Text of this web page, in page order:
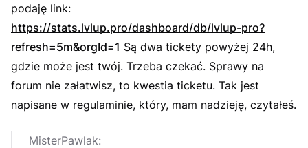
podaję link:
https://stats.lvlup.pro/dashboard/db/lvlup-pro?
refresh=5m&orgId=1 Są dwa tickety powyżej 24h,
gdzie może jest twój. Trzeba czekać. Sprawy na
forum nie załatwisz, to kwestia ticketu. Tak jest
napisane w regulaminie, który, mam nadzieję, czytałeś.
MisterPawlak: